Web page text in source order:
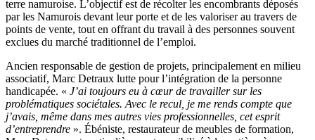
terre namuroise. L’objectif est de récolter les encombrants déposés
par les Namurois devant leur porte et de les valoriser au travers de
points de vente, tout en offrant du travail à des personnes souvent
exclues du marché traditionnel de l’emploi.
Ancien responsable de gestion de projets, principalement en milieu
associatif, Marc Detraux lutte pour l’intégration de la personne
handicapée. « J’ai toujours eu à cœur de travailler sur les
problématiques sociétales. Avec le recul, je me rends compte que
j’avais, même dans mes autres vies professionnelles, cet esprit
d’entreprendre ». Ébéniste, restaurateur de meubles de formation,